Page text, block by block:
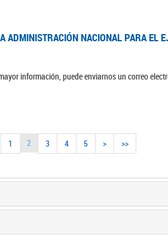
ADMINISTRACIÓN NACIONAL PARA EL
información, puede enviarnos un correo
1 2 3 4 5 > >>